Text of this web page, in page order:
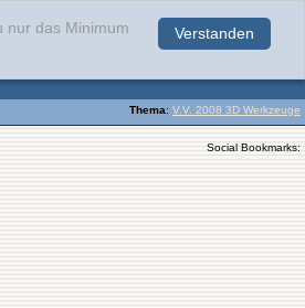
Verstanden
nur das Minimum
Thema: V.V. 2008 3D Werkzeuge
Social Bookmarks: